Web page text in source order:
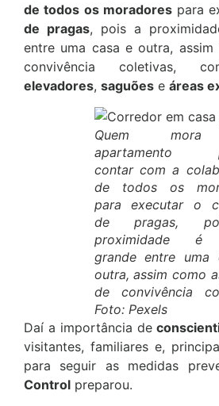
de todos os moradores para
de pragas, pois a
entre uma casa e outra,
convivência coletivas,
elevadores, saguões e áreas
Quem
apartamento
contar com a
de todos os
para executar o
de pragas,
proximidade é
grande entre uma
outra, assim como
de convivência
Foto: Pexels
Daí a importância de
visitantes, familiares e,
para seguir as medidas
Control preparou.